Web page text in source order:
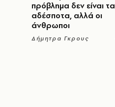
πρόβλημα δεν είναι τα
αδέσποτα, αλλά οι
άνθρωποι
Δήμητρα Γκρους